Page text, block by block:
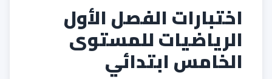
اختبارات الفصل الأول
الرياضيات للمستوى
الخامس ابتدائي